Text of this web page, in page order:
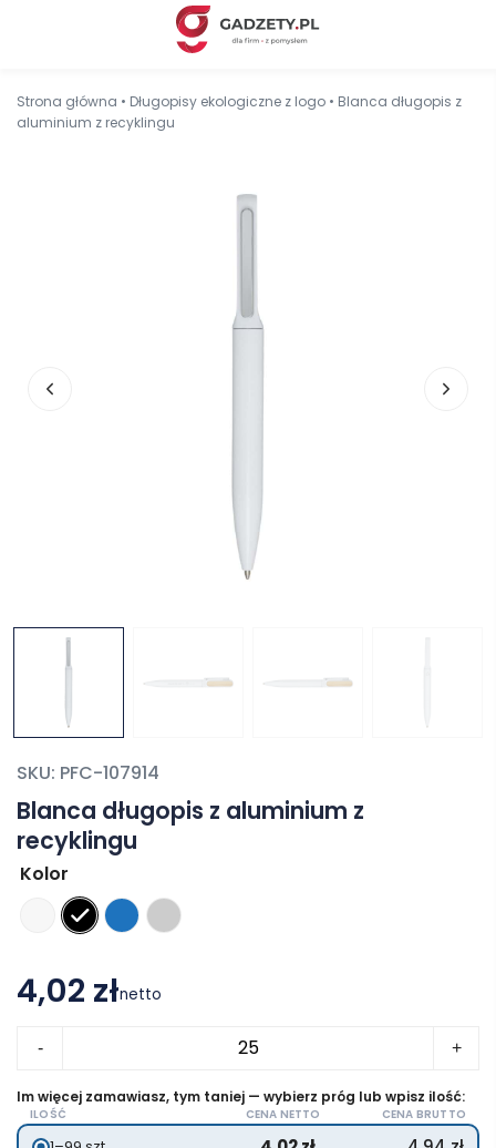
Strona główna • Długopisy ekologiczne z logo • Blanca długopis z
aluminium z recyklingu
Blanca długopis z aluminium z
recyklingu
SKU: PFC-107914
Kolor
4,02 złnetto
-
długopis
z
+
Im więcej zamawiasz, tym taniej — wybierz próg lub wpisz ilość:
ILOŚĆ CENA NETTO CENA BRUTTO